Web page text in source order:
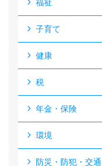
福祉
子育て
健康
税
年金・保険
環境
防災・防犯・交通